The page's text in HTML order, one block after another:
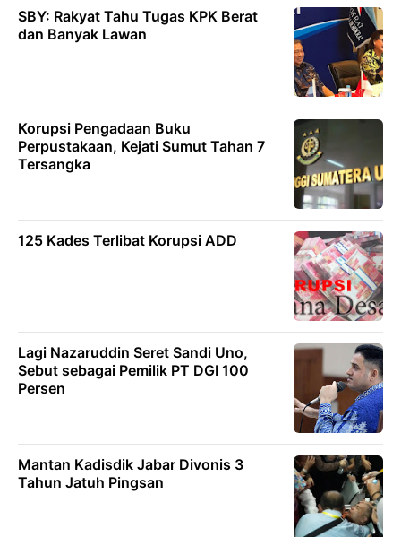
SBY: Rakyat Tahu Tugas KPK Berat
dan Banyak Lawan
Korupsi Pengadaan Buku
Perpustakaan, Kejati Sumut Tahan 7
Tersangka
125 Kades Terlibat Korupsi ADD
Lagi Nazaruddin Seret Sandi Uno,
Sebut sebagai Pemilik PT DGI 100
Persen
Mantan Kadisdik Jabar Divonis 3
Tahun Jatuh Pingsan